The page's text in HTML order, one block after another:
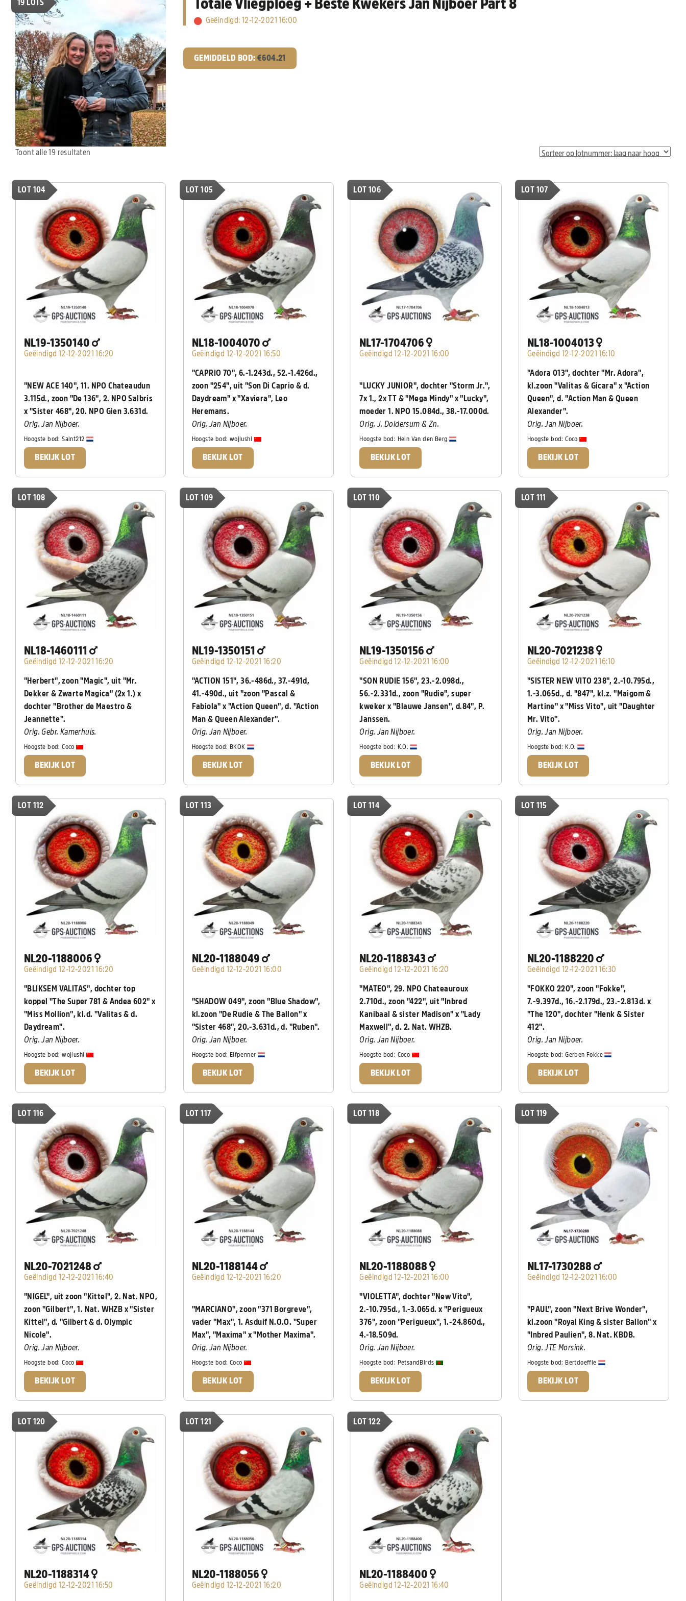
19 LOTS Totale Vliegploeg + Beste Kwekers Jan Nijboer Part 8
Geëindigd: 12-12-2021 16:00
GEMIDDELD BOD: €604.21
Toont alle 19 resultaten
LOT 104
NL19-1350140
Geëindigd 12-12-2021 16:20
"NEW ACE 140", 11. NPO Chateaudun
3.115d., zoon "De 136", 2. NPO Salbris
x "Sister 468", 20. NPO Gien 3.631d.
Orig. Jan Nijboer.
Hoogste bod:Saint212
BEKIJK LOT
LOT 105
NL18-1004070
Geëindigd 12-12-2021 16:50
"CAPRIO 70", 6.-1.243d., 52.-1.426d.,
zoon "254", uit "Son Di Caprio & d.
Daydream" x "Xaviera", Leo
Heremans.
Orig. Jan Nijboer.
Hoogste bod: wojiushi
BEKIJK LOT
LOT 106
NL17-1704706
Geëindigd 12-12-2021 16:00
"LUCKY JUNIOR", dochter "Storm Jr.",
7x 1., 2x TT & "Mega Mindy" x "Lucky",
moeder 1. NPO 15.084d., 38.-17.000d.
Orig. J. Doldersum & Zn.
Hoogste bod: Hein Van den Berg
BEKIJK LOT
LOT 107
NL18-1004013
Geëindigd 12-12-2021 16:10
"Adora 013", dochter "Mr. Adora",
kl.zoon "Valitas & Gicara" x "Action
Queen", d. "Action Man & Queen
Alexander".
Orig. Jan Nijboer.
Hoogste bod:Coco
BEKIJK LOT
LOT 108
NL18-1460111
Geëindigd 12-12-2021 16:20
"Herbert", zoon "Magic", uit "Mr.
Dekker & Zwarte Magica" (2x 1.) x
dochter "Brother de Maestro &
Jeannette".
Orig. Gebr. Kamerhuis.
Hoogste bod:Coco
BEKIJK LOT
LOT 109
NL19-1350151
Geëindigd 12-12-2021 16:20
"ACTION 151", 36.-486d., 37.-491d,
41.-490d., uit "zoon "Pascal &
Fabiola" x "Action Queen", d. "Action
Man & Queen Alexander".
Orig. Jan Nijboer.
Hoogste bod: BKOK
BEKIJK LOT
LOT 110
NL19-1350156
Geëindigd 12-12-2021 16:00
"SON RUDIE 156", 23.-2.098d.,
56.-2.331d., zoon "Rudie", super
kweker x "Blauwe Jansen", d.84", P.
Janssen.
Orig. Jan Nijboer.
Hoogste bod: K.O.
BEKIJK LOT
LOT 111
NL20-7021238
Geëindigd 12-12-2021 16:10
"SISTER NEW VITO 238", 2.-10.795d.,
1.-3.065d., d. "847", kl.z. "Maigom &
Martine" x "Miss Vito", uit "Daughter
Mr. Vito".
Orig. Jan Nijboer.
Hoogste bod:K.O.
BEKIJK LOT
LOT 112
NL20-1188006
Geëindigd 12-12-2021 16:20
"BLIKSEM VALITAS", dochter top
koppel "The Super 781 & Andea 602" x
"Miss Mollion", kl.d. "Valitas & d.
Daydream".
Orig. Jan Nijboer.
Hoogste bod:wojiushi
BEKIJK LOT
LOT 113
NL20-1188049
Geëindigd 12-12-2021 16:00
"SHADOW 049", zoon "Blue Shadow",
kl.zoon "De Rudie & The Ballon" x
"Sister 468", 20.-3.631d., d. "Ruben".
Orig. Jan Nijboer.
Hoogste bod: Elfpenner
BEKIJK LOT
LOT 114
NL20-1188343
Geëindigd 12-12-2021 16:20
"MATEO", 29. NPO Chateauroux
2.710d., zoon "422", uit "Inbred
Kanibaal & sister Madison" x "Lady
Maxwell", d. 2. Nat. WHZB.
Orig. Jan Nijboer.
Hoogste bod: Coco
BEKIJK LOT
LOT 115
NL20-1188220
Geëindigd 12-12-2021 16:30
"FOKKO 220", zoon "Fokke",
7.-9.397d., 16.-2.179d., 23.-2.813d. x
"The 120", dochter "Henk & Sister
412".
Orig. Jan Nijboer.
Hoogste bod:Gerben Fokke
BEKIJK LOT
LOT 116
NL20-7021248
Geëindigd 12-12-2021 16:40
"NIGEL", uit zoon "Kittel", 2. Nat. NPO,
zoon "Gilbert", 1. Nat. WHZB x "Sister
Kittel", d. "Gilbert & d. Olympic
Nicole".
Orig. Jan Nijboer.
Hoogste bod:Coco
BEKIJK LOT
LOT 117
NL20-1188144
Geëindigd 12-12-2021 16:20
"MARCIANO", zoon "371 Borgreve",
vader "Max", 1. Asduif N.O.O. "Super
Max", "Maxima" x "Mother Maxima".
Orig. Jan Nijboer.
Hoogste bod: Coco
BEKIJK LOT
LOT 118
NL20-1188088
Geëindigd 12-12-2021 16:00
"VIOLETTA", dochter "New Vito",
2.-10.795d., 1.-3.065d. x "Perigueux
376", zoon "Perigueux", 1.-24.860d.,
4.-18.509d.
Orig. Jan Nijboer.
Hoogste bod: PetsandBirds
BEKIJK LOT
LOT 119
NL17-1730288
Geëindigd 12-12-2021 16:00
"PAUL", zoon "Next Brive Wonder",
kl.zoon "Royal King & sister Ballon" x
"Inbred Paulien", 8. Nat. KBDB.
Orig. JTE Morsink.
Hoogste bod:Bertdoeffie
BEKIJK LOT
LOT 120
NL20-1188314
Geëindigd 12-12-2021 16:50
LOT 121
NL20-1188056
Geëindigd 12-12-2021 16:20
LOT 122
NL20-1188400
Geëindigd 12-12-2021 16:40